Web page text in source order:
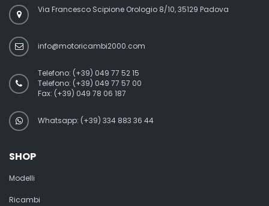
Via Francesco Scipione Orologio 8/10, 35129 Padova
info@motoricambi2000.com
Telefono: (+39) 049 77 52 15
Telefono: (+39) 049 77 57 00
Fax: (+39) 049 78 06 187
Whatsapp: (+39) 334 883 36 44
SHOP
Modelli
Ricambi